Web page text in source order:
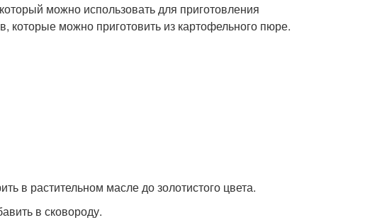
можно использовать для приготовления
можно приготовить из картофельного пюре.
в растительном масле до золотистого цвета.
в сковороду.